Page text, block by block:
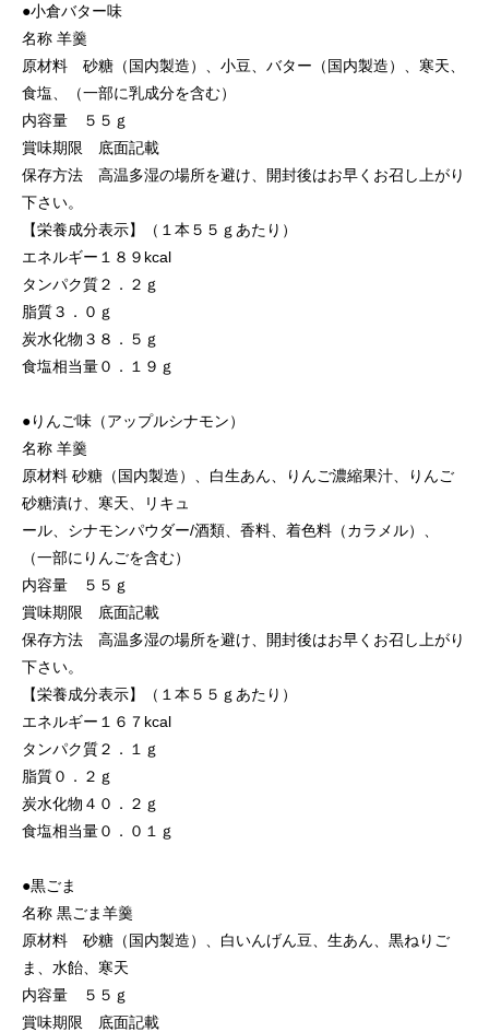
●小倉バター味
名称 羊羹
原材料 砂糖（国内製造）、小豆、バター（国内製造）、寒天、
食塩、（一部に乳成分を含む）
内容量 ５５ｇ
賞味期限 底面記載
保存方法 高温多湿の場所を避け、開封後はお早くお召し上がり
下さい。
【栄養成分表示】（１本５５ｇあたり）
エネルギー１８９kcal
タンパク質２．２ｇ
脂質３．０ｇ
炭水化物３８．５ｇ
食塩相当量０．１９ｇ
●りんご味（アップルシナモン）
名称 羊羹
原材料 砂糖（国内製造）、白生あん、りんご濃縮果汁、りんご
砂糖漬け、寒天、リキュ
ール、シナモンパウダー/酒類、香料、着色料（カラメル）、
（一部にりんごを含む）
内容量 ５５ｇ
賞味期限 底面記載
保存方法 高温多湿の場所を避け、開封後はお早くお召し上がり
下さい。
【栄養成分表示】（１本５５ｇあたり）
エネルギー１６７kcal
タンパク質２．１ｇ
脂質０．２ｇ
炭水化物４０．２ｇ
食塩相当量０．０１ｇ
●黒ごま
名称 黒ごま羊羹
原材料 砂糖（国内製造）、白いんげん豆、生あん、黒ねりご
ま、水飴、寒天
内容量 ５５ｇ
賞味期限 底面記載